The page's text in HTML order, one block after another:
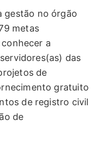
gestão no órgão
metas
a
das
de
gratuito
de registro civil
de